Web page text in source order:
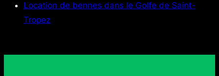
Location de bennes dans le Golfe de Saint-
Tropez